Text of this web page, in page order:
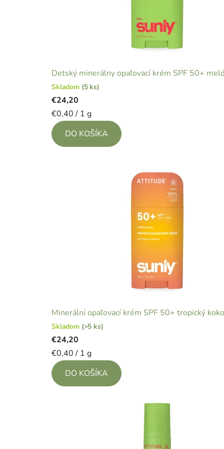
Detský minerálny opaľovací krém SPF 50+
Skladom (5 ks)
€24,20
Jednotková
cena:
€0,40 / 1 g
DO KOŠÍKA
Minerální opaľovací krém SPF 50+ tropický
Skladom (>5 ks)
€24,20
Jednotková
cena:
€0,40 / 1 g
DO KOŠÍKA